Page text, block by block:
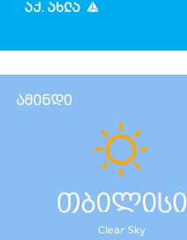
ამინდი
თბილისი
Clear Sky